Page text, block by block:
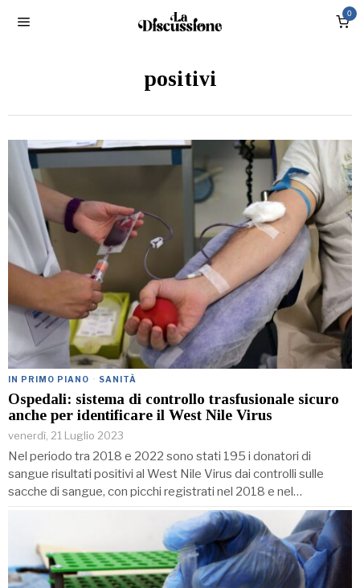
0
positivi
IN PRIMO PIANO · SANITÀ
Ospedali: sistema di controllo trasfusionale sicuro
anche per identificare il West Nile Virus
venerdì, 21 Luglio 2023
Nel periodo tra 2018 e 2022 sono stati 195 i donatori di
sangue risultati positivi al West Nile Virus dai controlli sulle
sacche di sangue, con picchi registrati nel 2018 e nel…